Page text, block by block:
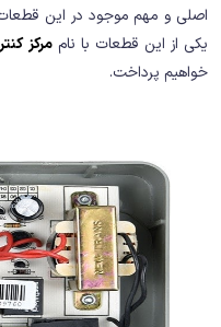
اصلی و مهم موجود در این
یکی از این قطعات با ناممرکز
خواهیم پرداخت.